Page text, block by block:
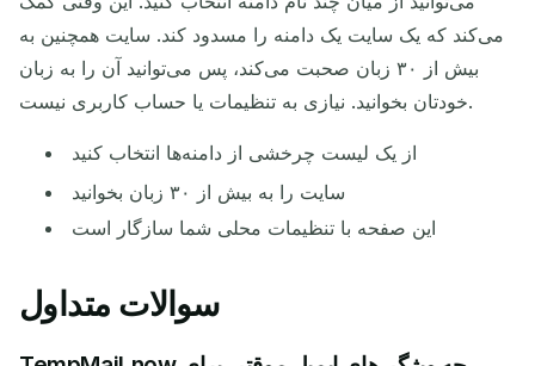
می‌کند که یک سایت یک دامنه را مسدود کند. سایت همچنین به
بیش از ۳۰ زبان صحبت می‌کند، پس می‌توانید آن را به زبان
خودتان بخوانید. نیازی به تنظیمات یا حساب کاربری نیست.
از یک لیست چرخشی از دامنه‌ها انتخاب کنید
سایت را به بیش از ۳۰ زبان بخوانید
این صفحه با تنظیمات محلی شما سازگار است
سوالات متداول